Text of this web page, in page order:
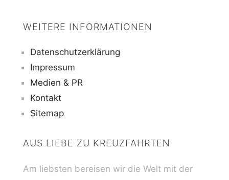
WEITERE INFORMATIONEN
Datenschutzerklärung
Impressum
Medien & PR
Kontakt
Sitemap
AUS LIEBE ZU KREUZFAHRTEN
Am liebsten bereisen wir die Welt mit der